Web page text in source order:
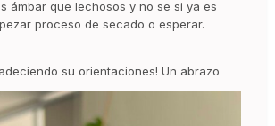
ámbar que lechosos y no se si ya es
proceso de secado o esperar.
su orientaciones! Un abrazo